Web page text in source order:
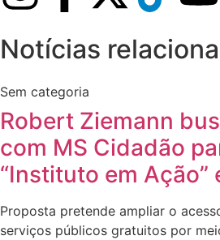
Notícias
Sem categoria
Robert Ziemann
com MS Cidadão
“Instituto em Ação”
Proposta pretende ampliar o
serviços públicos gratuitos por